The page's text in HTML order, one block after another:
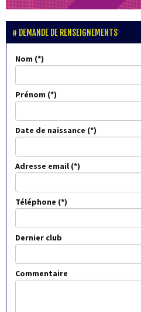
DEMANDE DE RENSEIGNEMENTS
Nom
Prénom
Date de naissance
Adresse email
Téléphone
Dernier club
Commentaire